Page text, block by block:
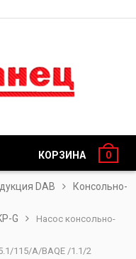
КОРЗИНА 0
DAB Консольно-
G Насос консольно-
115/A/BAQE /1.1/2